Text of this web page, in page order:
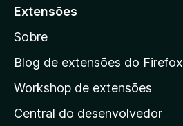
a
a
a
á
g
Extensões
Sobre
Blog de extensões do Firefox
Workshop de extensões
Central do desenvolvedor